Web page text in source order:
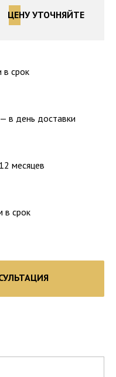
ЦЕНУ УТОЧНЯЙТЕ
в срок
в день доставки
месяцев
в срок